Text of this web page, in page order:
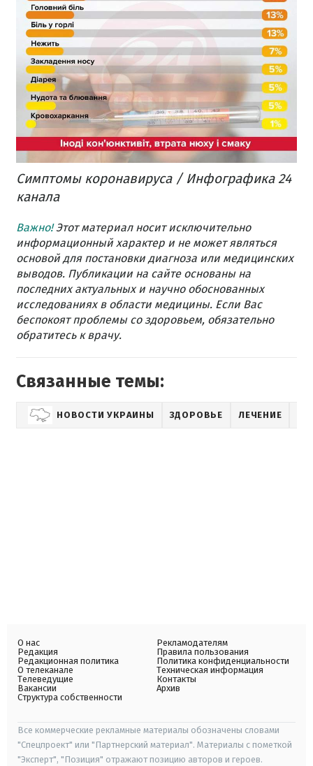
Симптомы коронавируса / Инфографика 24
канала
Важно!Этот материал носит исключительно
информационный характер и не может являться
основой для постановки диагноза или медицинских
выводов. Публикации на сайте основаны на
последних актуальных и научно обоснованных
исследованиях в области медицины. Если Вас
беспокоят проблемы со здоровьем, обязательно
обратитесь к врачу.
Связанные темы:
НОВОСТИ УКРАИНЫ ЗДОРОВЬЕ ЛЕЧЕНИЕ
О нас
Редакция
Редакционная политика
О телеканале
Телеведущие
Вакансии
Структура собственности
Рекламодателям
Правила пользования
Политика конфиденциальности
Техническая информация
Контакты
Архив
Все коммерческие рекламные материалы обозначены словами
"Спецпроект" или "Партнерский материал". Материалы с пометкой
"Эксперт", "Позиция" отражают позицию авторов и героев.